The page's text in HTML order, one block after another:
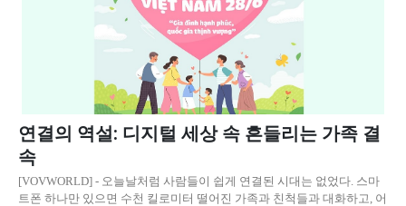
연결의 역설: 디지털 세상 속 흔들리는 가족 결
속
[VOVWORLD] - 오늘날처럼 사람들이 쉽게 연결된 시대는 없었다. 스마
트폰 하나만 있으면 수천 킬로미터 떨어진 가족과 친척들과 대화하고, 어